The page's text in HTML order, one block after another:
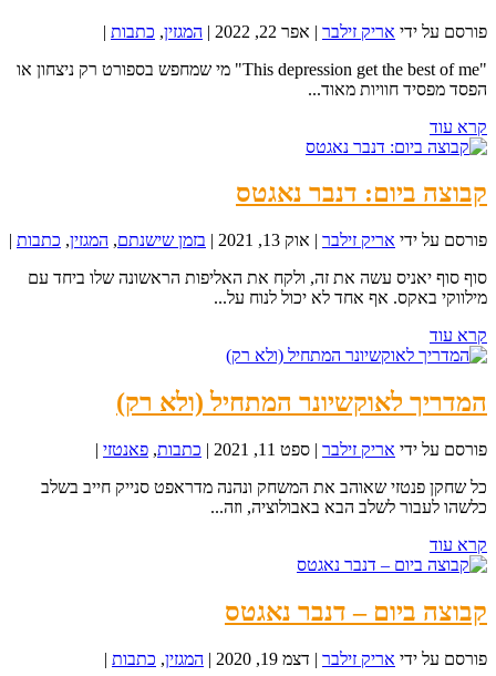
פורסם על ידי אריק זילבר | אפר 22, 2022 | המגזין, כתבות |
"This depression get the best of me" מי שמחפש בספורט רק ניצחון או
הפסד מפסיד חוויות מאוד...
קרא עוד
קבוצה ביום: דנבר נאגטס
פורסם על ידי אריק זילבר | אוק 13, 2021 | בזמן שישנתם, המגזין, כתבות |
סוף סוף יאניס עשה את זה, ולקח את האליפות הראשונה שלו ביחד עם
מילווקי באקס. אף אחד לא יכול לנוח על...
קרא עוד
המדריך לאוקשיונר המתחיל (ולא רק)
פורסם על ידי אריק זילבר | ספט 11, 2021 | כתבות, פאנטזי |
כל שחקן פנטזי שאוהב את המשחק ונהנה מדראפט סנייק חייב בשלב
כלשהו לעבור לשלב הבא באבולוציה, וזה...
קרא עוד
קבוצה ביום – דנבר נאגטס
פורסם על ידי אריק זילבר | דצמ 19, 2020 | המגזין, כתבות |